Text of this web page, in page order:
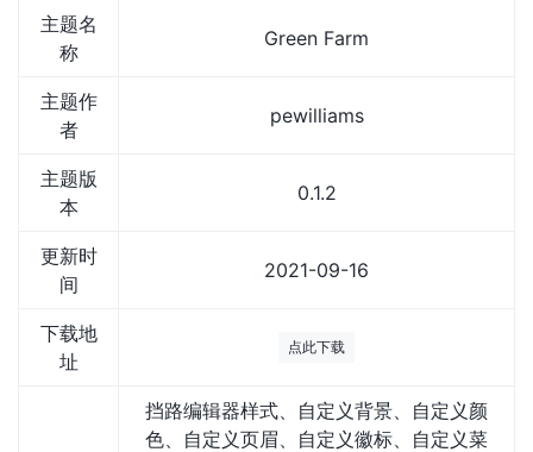
主题名
称
Green Farm
主题作
者
pewilliams
主题版
本
0.1.2
更新时
间
2021-09-16
下载地
址
点此下载
挡路编辑器样式、自定义背景、自定义颜
色、自定义页眉、自定义徽标、自定义菜